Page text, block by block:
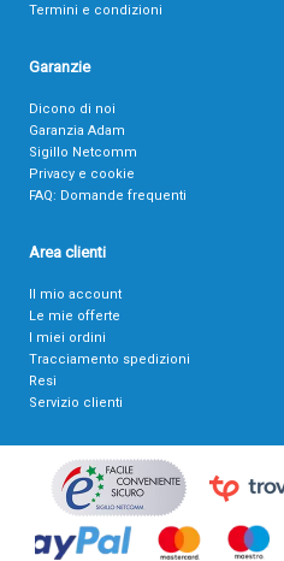
Termini e condizioni
Garanzie
Dicono di noi
Garanzia Adam
Sigillo Netcomm
Privacy e cookie
FAQ: Domande frequenti
Area clienti
Il mio account
Le mie offerte
I miei ordini
Tracciamento spedizioni
Resi
Servizio clienti